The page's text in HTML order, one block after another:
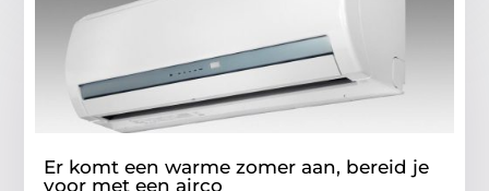
Er komt een warme zomer aan, bereid je
voor met een airco